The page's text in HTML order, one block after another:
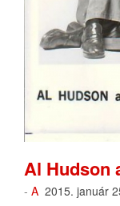
Al Hudson
- A 2015. január